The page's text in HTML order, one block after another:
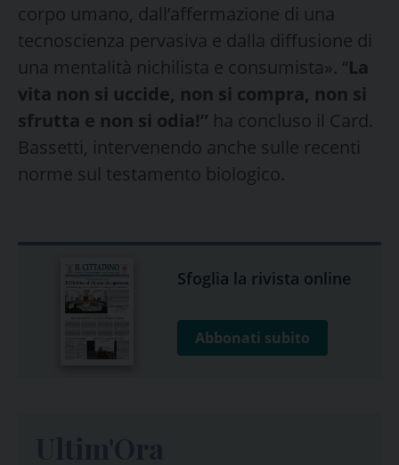
corpo umano, dall’affermazione di una
tecnoscienza pervasiva e dalla diffusione di
una mentalità nichilista e consumista». “La
vita non si uccide, non si compra, non si
sfrutta e non si odia!” ha concluso il Card.
Bassetti, intervenendo anche sulle recenti
norme sul testamento biologico.
Sfoglia la rivista online
Abbonati subito